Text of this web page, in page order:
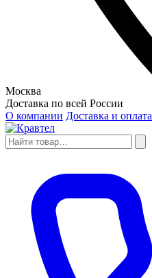
Москва
Доставка по всей России
О компании Доставка и оплата